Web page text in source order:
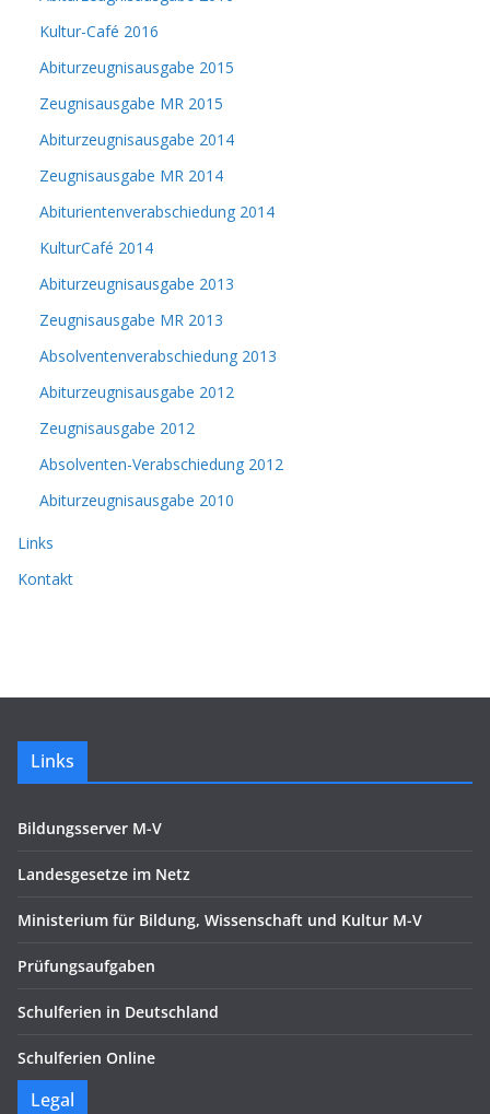
Kultur-Café 2016
Abiturzeugnisausgabe 2015
Zeugnisausgabe MR 2015
Abiturzeugnisausgabe 2014
Zeugnisausgabe MR 2014
Abiturientenverabschiedung 2014
KulturCafé 2014
Abiturzeugnisausgabe 2013
Zeugnisausgabe MR 2013
Absolventenverabschiedung 2013
Abiturzeugnisausgabe 2012
Zeugnisausgabe 2012
Absolventen-Verabschiedung 2012
Abiturzeugnisausgabe 2010
Links
Kontakt
Links
Bildungsserver M-V
Landesgesetze im Netz
Ministerium für Bildung, Wissenschaft und Kultur M-V
Prüfungsaufgaben
Schulferien in Deutschland
Schulferien Online
Legal